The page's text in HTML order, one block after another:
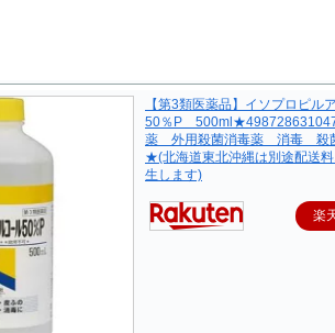
【第3類医薬品】イソプロピル
50％P
薬 外用殺菌消毒薬 消毒 殺
★(北海道東北沖縄は別途配送
生します)
楽